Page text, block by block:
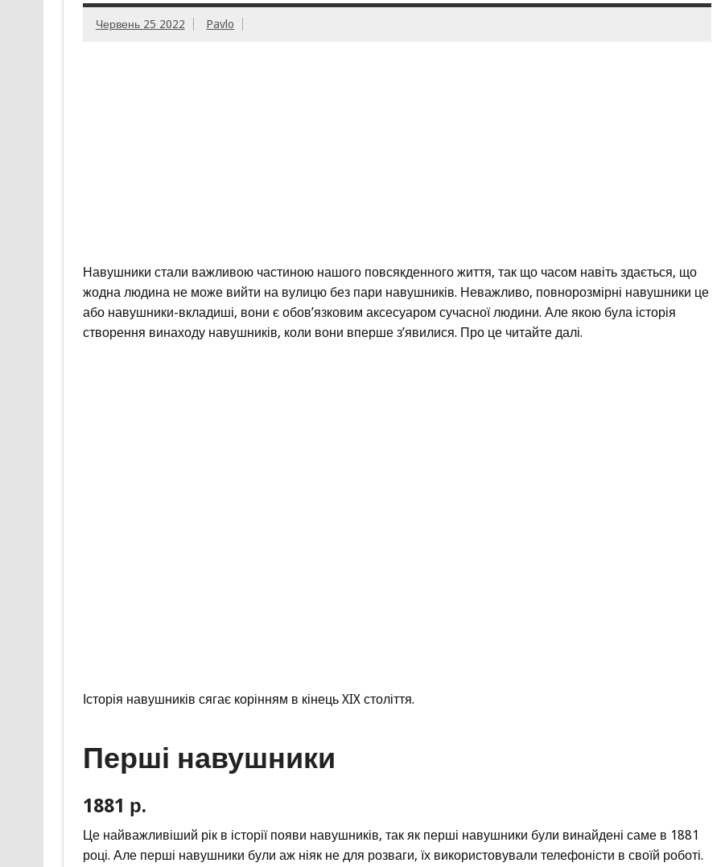
Червень 25 2022 Pavlo
Навушники стали важливою частиною нашого повсякденного життя, так що часом навіть здається, що
жодна людина не може вийти на вулицю без пари навушників. Неважливо, повнорозмірні навушники це
або навушники-вкладиші, вони є обов’язковим аксесуаром сучасної людини. Але якою була історія
створення винаходу навушників, коли вони вперше з’явилися. Про це читайте далі.
Історія навушників сягає корінням в кінець XIX століття.
Перші навушники
1881 р.
Це найважливіший рік в історії появи навушників, так як перші навушники були винайдені саме в 1881
році. Але перші навушники були аж ніяк не для розваги, їх використовували телефоністи в своїй роботі.